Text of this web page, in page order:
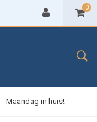
0
Maandag in huis!